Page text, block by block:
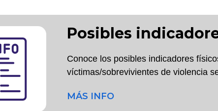
Posibles
Conoce los posibles indicadores
víctimas/sobrevivientes de violencia
MÁS INFO